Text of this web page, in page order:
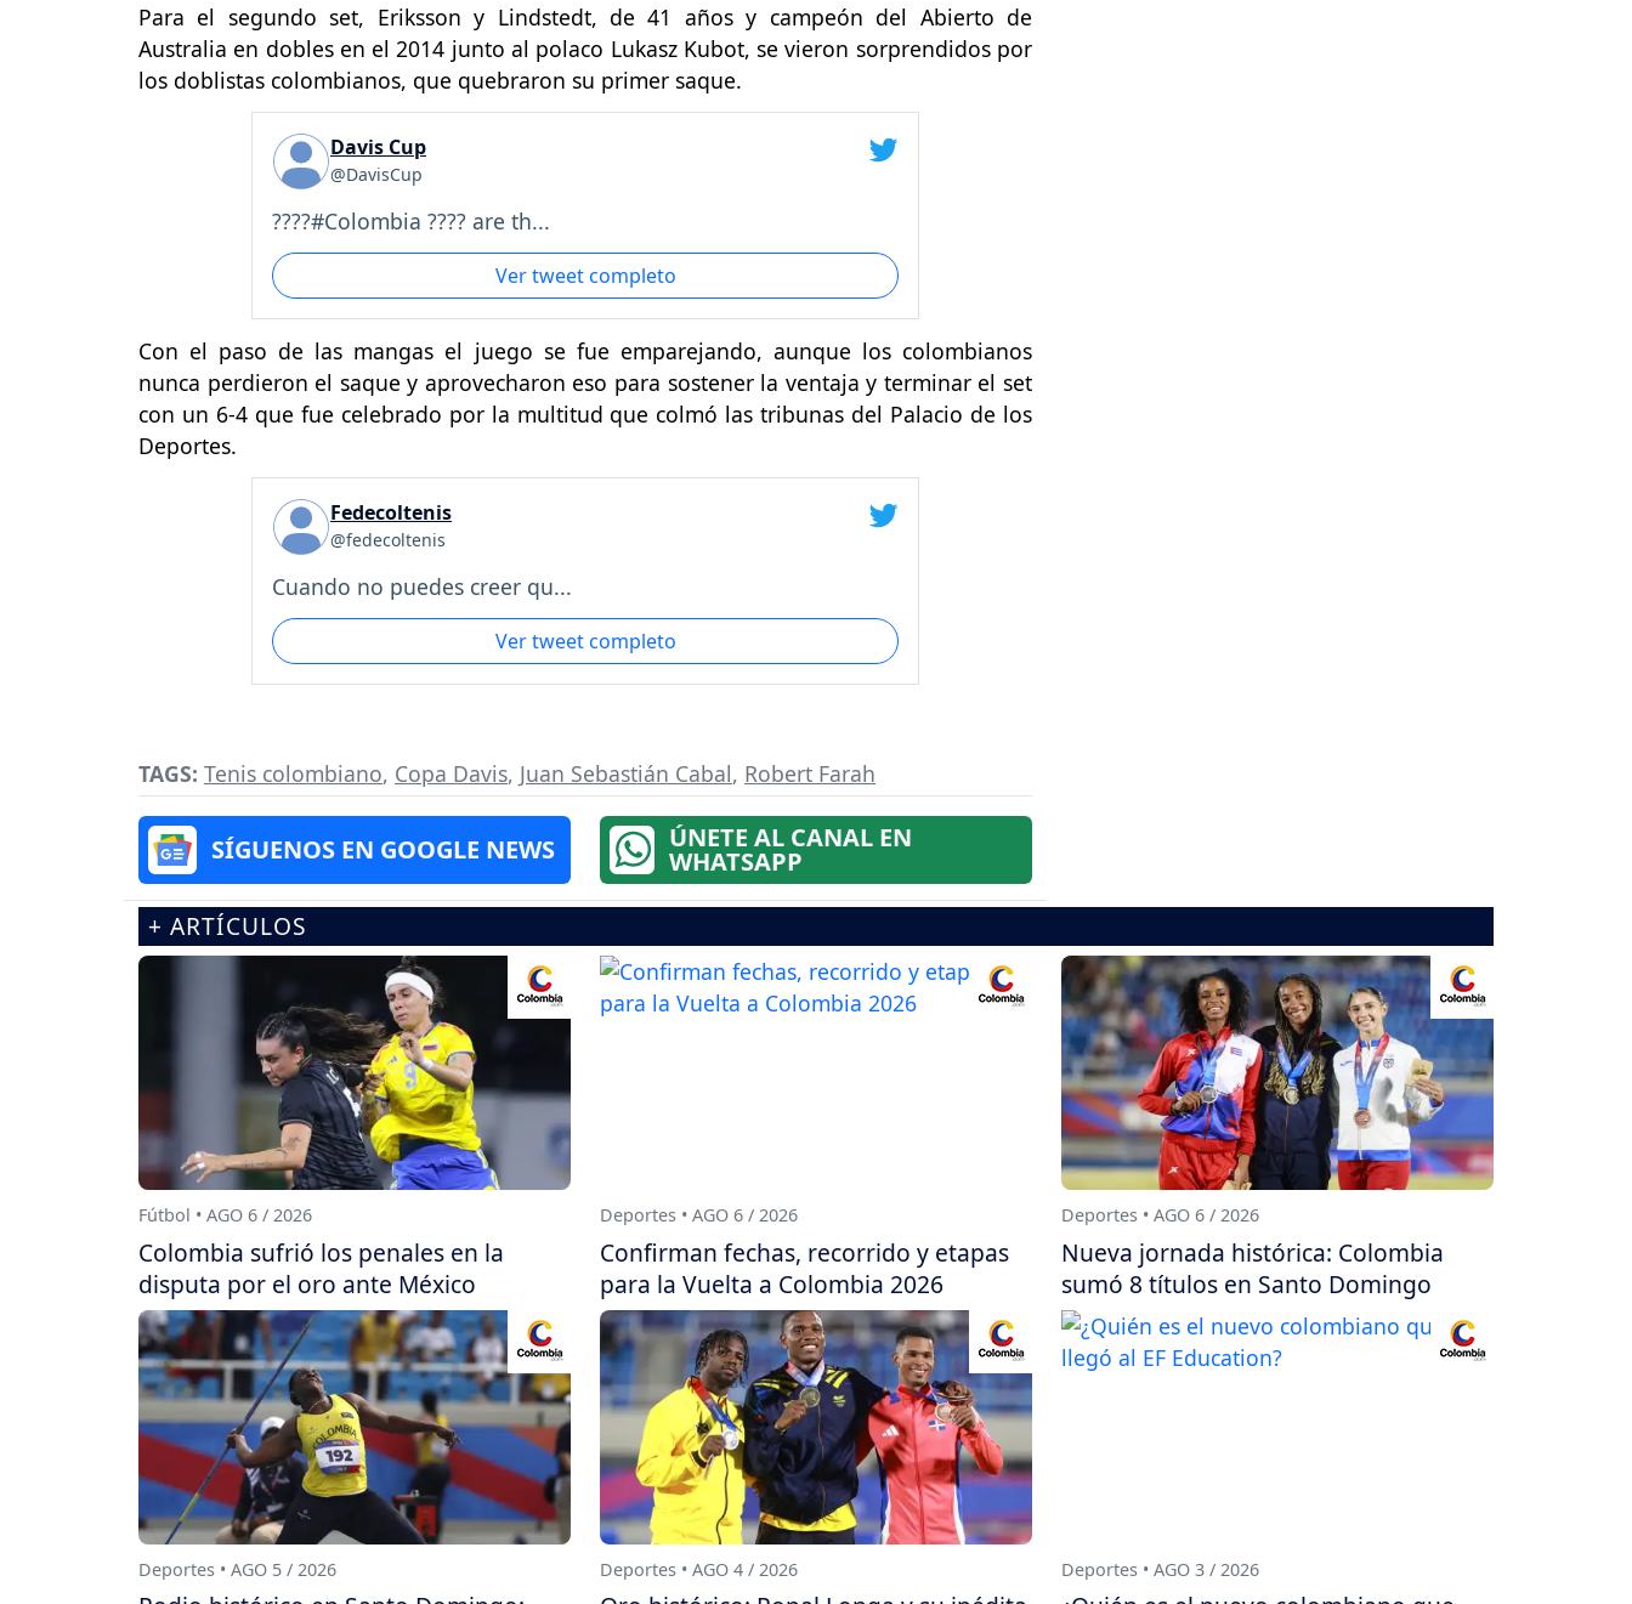
Para el segundo set, Eriksson y Lindstedt, de 41 años y campeón del Abierto de
Australia en dobles en el 2014 junto al polaco Lukasz Kubot, se vieron sorprendidos por
los doblistas colombianos, que quebraron su primer saque.
Davis Cup
@DavisCup
????#Colombia ???? are th...
Ver tweet completo
Con el paso de las mangas el juego se fue emparejando, aunque los colombianos
nunca perdieron el saque y aprovecharon eso para sostener la ventaja y terminar el set
con un 6-4 que fue celebrado por la multitud que colmó las tribunas del Palacio de los
Deportes.
Fedecoltenis
@fedecoltenis
Cuando no puedes creer qu...
Ver tweet completo
TAGS: Tenis colombiano, Copa Davis, Juan Sebastián Cabal, Robert Farah
SÍGUENOS EN GOOGLE NEWS ÚNETE AL CANAL EN
WHATSAPP
+ ARTÍCULOS
Fútbol • AGO 6 / 2026
Colombia sufrió los penales en la
disputa por el oro ante México
Deportes • AGO 6 / 2026
Confirman fechas, recorrido y etapas
para la Vuelta a Colombia 2026
Deportes • AGO 6 / 2026
Nueva jornada histórica: Colombia
sumó 8 títulos en Santo Domingo
Deportes • AGO 5 / 2026 Deportes • AGO 4 / 2026 Deportes • AGO 3 / 2026